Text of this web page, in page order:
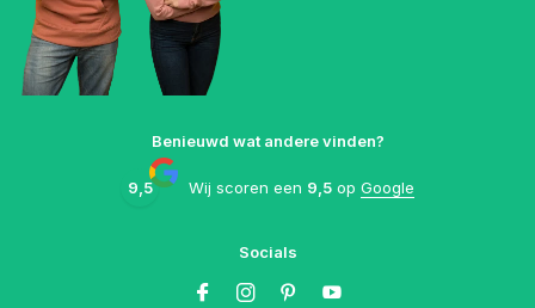
Benieuwd wat andere vinden?
9,5 Wij scoren een 9,5 op Google
Socials